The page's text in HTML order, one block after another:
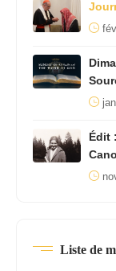
Édit
Liste de